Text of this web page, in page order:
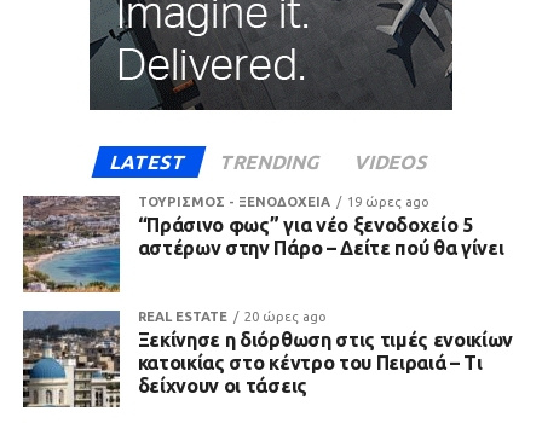
LATEST TRENDING VIDEOS
ΤΟΥΡΙΣΜΟΣ - ΞΕΝΟΔΟΧΕΙΑ 19 ώρες ago
“Πράσινο φως” για νέο ξενοδοχείο 5
αστέρων στην Πάρο – Δείτε πού θα γίνει
REAL ESTATE 20 ώρες ago
Ξεκίνησε η διόρθωση στις τιμές ενοικίων
κατοικίας στο κέντρο του Πειραιά – Τι
δείχνουν οι τάσεις